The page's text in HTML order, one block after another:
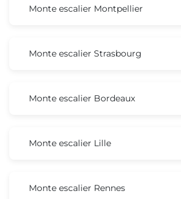
Monte escalier Montpellier
Monte escalier Strasbourg
Monte escalier Bordeaux
Monte escalier Lille
Monte escalier Rennes